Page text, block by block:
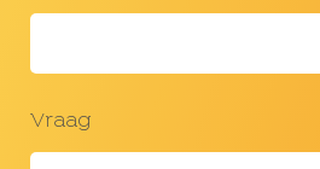
Vraag